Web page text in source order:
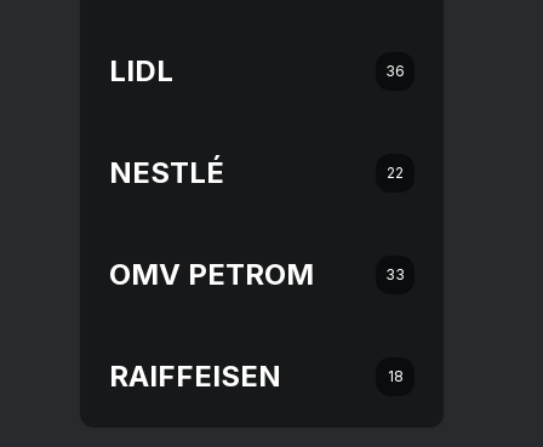
LIDL 36
NESTLÉ 22
OMV PETROM 33
RAIFFEISEN 18